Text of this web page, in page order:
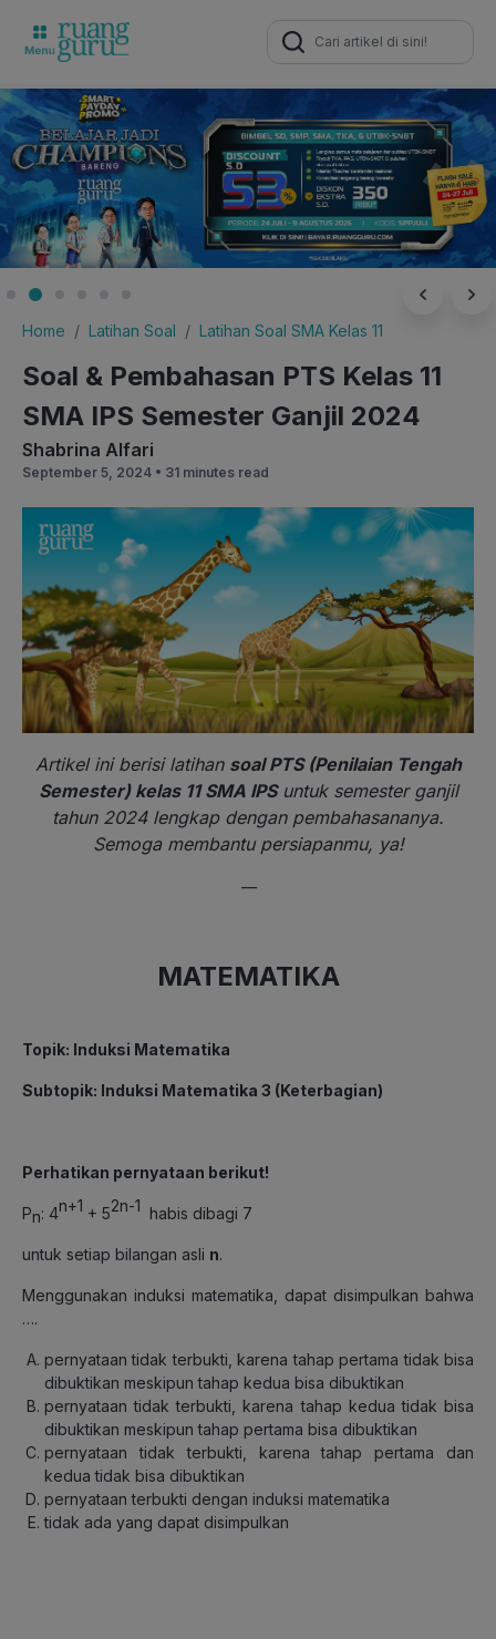
Search
for:
Home Latihan Soal Latihan Soal SMA Kelas 11
Soal & Pembahasan PTS Kelas 11
SMA IPS Semester Ganjil 2024
Shabrina Alfari
September 5, 2024 • 31 minutes read
Artikel ini berisi latihan soal PTS (Penilaian Tengah
Semester) kelas 11 SMA IPSuntuk semester ganjil
tahun 2024 lengkap dengan pembahasananya.
Semoga membantu persiapanmu, ya!
—
MATEMATIKA
Topik: Induksi Matematika
Subtopik: Induksi Matematika 3 (Keterbagian)
Perhatikan pernyataan berikut!
Pn: 4n+1 + 52n-1 habis dibagi 7
untuk setiap bilangan asli n.
Menggunakan induksi matematika, dapat disimpulkan bahwa
….
pernyataan tidak terbukti, karena tahap pertama tidak bisa
dibuktikan meskipun tahap kedua bisa dibuktikan
pernyataan tidak terbukti, karena tahap kedua tidak bisa
dibuktikan meskipun tahap pertama bisa dibuktikan
pernyataan tidak terbukti, karena tahap pertama dan
kedua tidak bisa dibuktikan
pernyataan terbukti dengan induksi matematika
tidak ada yang dapat disimpulkan